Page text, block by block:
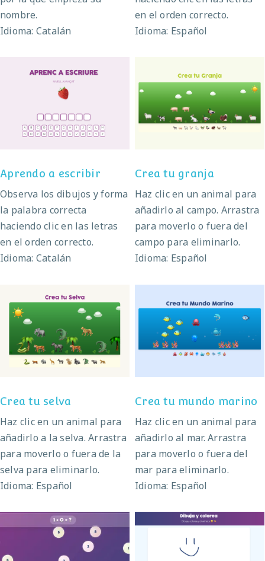
nombre.
Idioma: Catalán
en el orden correcto.
Idioma: Español
Aprendo a escribir
Observa los dibujos y forma
la palabra correcta
haciendo clic en las letras
en el orden correcto.
Idioma: Catalán
Crea tu granja
Crea tu granja
Haz clic en un animal para
añadirlo al campo. Arrastra
para moverlo o fuera del
campo para eliminarlo.
Idioma: Español
Crea tu selva
Crea tu selva
Haz clic en un animal para
añadirlo a la selva. Arrastra
para moverlo o fuera de la
selva para eliminarlo.
Idioma: Español
Crea tu mundo
marino
Crea tu mundo marino
Haz clic en un animal para
añadirlo al mar. Arrastra
para moverlo o fuera del
mar para eliminarlo.
Idioma: Español
Dibuja, pinta y